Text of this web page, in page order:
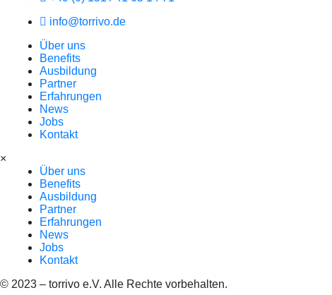
info@torrivo.de
Über uns
Benefits
Ausbildung
Partner
Erfahrungen
News
Jobs
Kontakt
×
Über uns
Benefits
Ausbildung
Partner
Erfahrungen
News
Jobs
Kontakt
© 2023 – torrivo e.V. Alle Rechte vorbehalten.